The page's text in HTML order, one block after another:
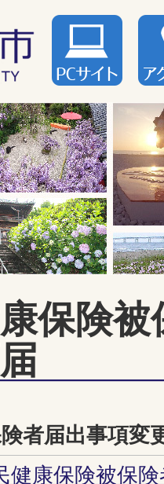
保険
者届出事項変
健康保険被保